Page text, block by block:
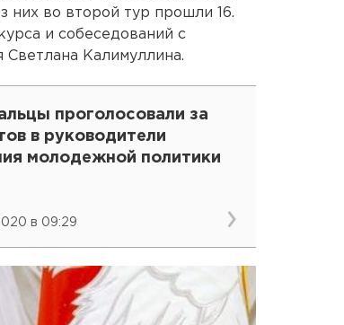
них во второй тур прошли 16.
и собеседований с
Светлана Калимуллина.
проголосовали за
в руководители
молодежной политики
в 09:29